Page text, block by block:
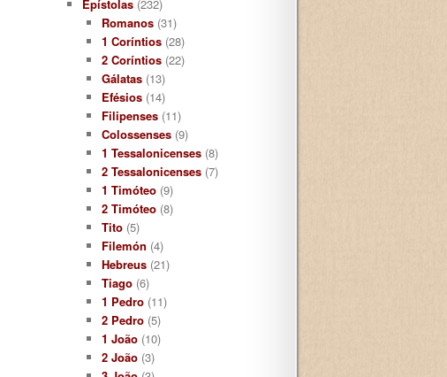
Epístolas(232)
Romanos (31)
1 Coríntios (28)
2 Coríntios (22)
Gálatas (13)
Efésios (14)
Filipenses (11)
Colossenses (9)
1 Tessalonicenses (8)
2 Tessalonicenses (7)
1 Timóteo (9)
2 Timóteo (8)
Tito (5)
Filemón (4)
Hebreus (21)
Tiago (6)
1 Pedro (11)
2 Pedro (5)
1 João (10)
2 João (3)